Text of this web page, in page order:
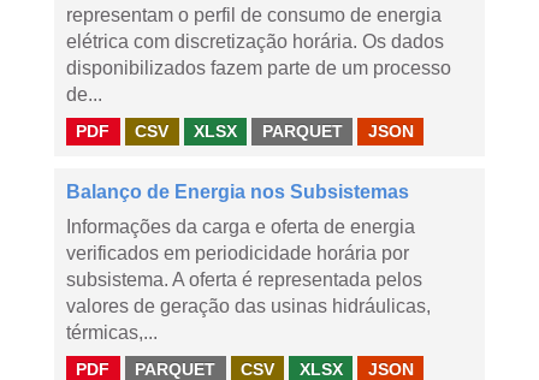
representam o perfil de consumo de energia
elétrica com discretização horária. Os dados
disponibilizados fazem parte de um processo
de...
PDF CSV XLSX PARQUET JSON
Balanço de Energia nos Subsistemas
Informações da carga e oferta de energia
verificados em periodicidade horária por
subsistema. A oferta é representada pelos
valores de geração das usinas hidráulicas,
térmicas,...
PDF PARQUET CSV XLSX JSON